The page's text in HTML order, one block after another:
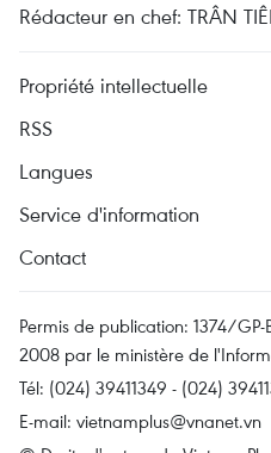
Rédacteur en chef: TRÂN
Propriété intellectuelle
RSS
Langues
Service d'information
Contact
Permis de publication: 1374/GP-
2008 par le ministère de
Tél: (024) 39411349 - (024)
E-mail: vietnamplus@vnanet.vn